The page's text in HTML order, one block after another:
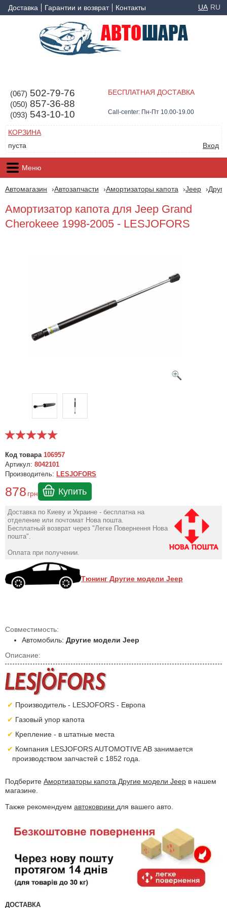
Доставка Гарантии и возврат Контакты UA RU
(067) 502-79-76
(050) 857-36-88
(093) 543-10-10
БЕСПЛАТНАЯ ДОСТАВКА
Call-center: Пн-Пт 10.00-19.00
КОРЗИНА
пуста
Вход
Меню
Автомагазин Автозапчасти Амортизаторы капота Jeep
Амортизатор капота для Jeep Grand
Cherokeee 1998-2005 - LESJOFORS
Код товара 106957
Артикул: 8042101
Производитель: LESJOFORS
878 грн Купить
Доставка по Киеву и Украине - бесплатна на
отделение или почтомат Нова пошта.
Бесплатный возврат через "Легке Повернення Нова
пошта".
Оплата при получении.
Тюнинг Другие модели Jeep
Совместимость:
Автомобиль: Другие модели Jeep
Описание:
Производитель - LESJOFORS - Европа
Газовый упор капота
Крепление - в штатные места
Компания LESJOFORS AUTOMOTIVE AB занимается
производством запчастей с 1852 года.
Подберите Амортизаторы капота Другие модели Jeep в нашем
магазине.
Также рекомендуем автоковрики для вашего авто.
ДОСТАВКА